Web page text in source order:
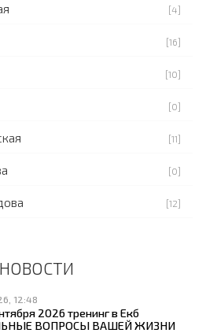
[4]
[16]
[10]
[0]
[11]
[0]
[12]
12:48
2026 тренинг в Екб
ВОПРОСЫ ВАШЕЙ ЖИЗНИ